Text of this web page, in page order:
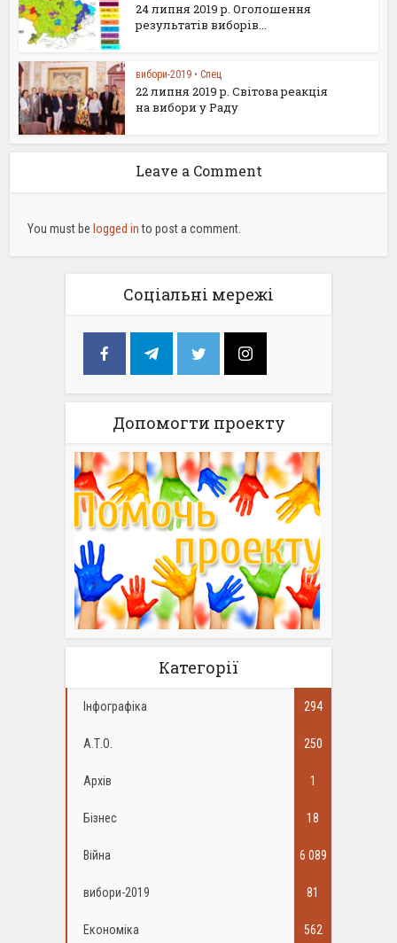
24 липня 2019 р. Оголошення
результатів виборів...
вибори-2019 • Спец
22 липня 2019 р. Світова реакція
на вибори у Раду
Leave a Comment
You must belogged into post a comment.
Соціальні мережі
Допомогти проекту
Категорії
Інфографіка 294
А.Т.О. 250
Архів 1
Бізнес 18
Війна 6 089
вибори-2019 81
Економіка 562